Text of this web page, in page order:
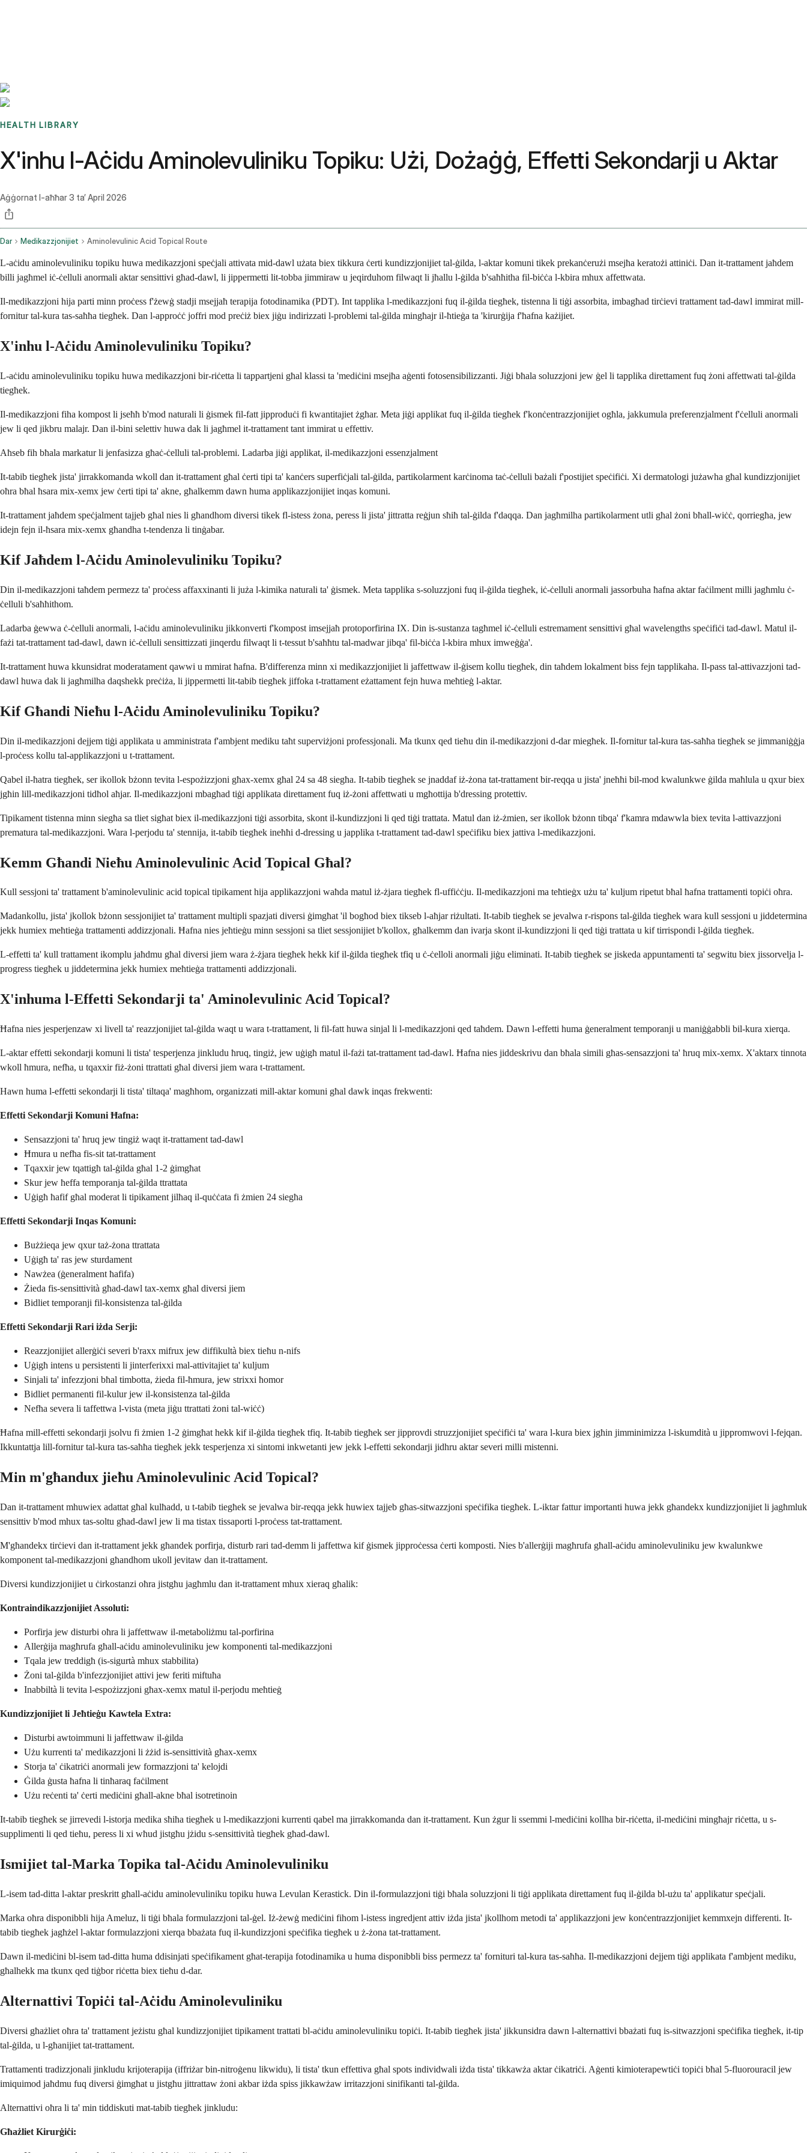
HEALTH LIBRARY
X'inhu l-Aċidu Aminolevuliniku Topiku: Użi, Dożaġġ, Effetti Sekondarji u Aktar
Aġġornat l-aħħar3 ta’ April 2026
Dar Medikazzjonijiet Aminolevulinic Acid Topical Route
L-aċidu aminolevuliniku topiku huwa medikazzjoni speċjali attivata mid-dawl użata biex tikkura ċerti kundizzjonijiet tal-ġilda, l-aktar komuni tikek prekanċerużi msejħa keratożi attiniċi. Dan it-trattament jaħdem
billi jagħmel iċ-ċelluli anormali aktar sensittivi għad-dawl, li jippermetti lit-tobba jimmiraw u jeqirduhom filwaqt li jħallu l-ġilda b'saħħitha fil-biċċa l-kbira mhux affettwata.
Il-medikazzjoni hija parti minn proċess f'żewġ stadji msejjaħ terapija fotodinamika (PDT). Int tapplika l-medikazzjoni fuq il-ġilda tiegħek, tistenna li tiġi assorbita, imbagħad tirċievi trattament tad-dawl immirat mill-
fornitur tal-kura tas-saħħa tiegħek. Dan l-approċċ joffri mod preċiż biex jiġu indirizzati l-problemi tal-ġilda mingħajr il-ħtieġa ta 'kirurġija f'ħafna każijiet.
X'inhu l-Aċidu Aminolevuliniku Topiku?
L-aċidu aminolevuliniku topiku huwa medikazzjoni bir-riċetta li tappartjeni għal klassi ta 'mediċini msejħa aġenti fotosensibilizzanti. Jiġi bħala soluzzjoni jew ġel li tapplika direttament fuq żoni affettwati tal-ġilda
tiegħek.
Il-medikazzjoni fiha kompost li jseħħ b'mod naturali li ġismek fil-fatt jipproduċi fi kwantitajiet żgħar. Meta jiġi applikat fuq il-ġilda tiegħek f'konċentrazzjonijiet ogħla, jakkumula preferenzjalment f'ċelluli anormali
jew li qed jikbru malajr. Dan il-bini selettiv huwa dak li jagħmel it-trattament tant immirat u effettiv.
Aħseb fih bħala markatur li jenfasizza għaċ-ċelluli tal-problemi. Ladarba jiġi applikat, il-medikazzjoni essenzjalment
It-tabib tiegħek jista' jirrakkomanda wkoll dan it-trattament għal ċerti tipi ta' kanċers superfiċjali tal-ġilda, partikolarment karċinoma taċ-ċelluli bażali f'postijiet speċifiċi. Xi dermatologi jużawha għal kundizzjonijiet
oħra bħal ħsara mix-xemx jew ċerti tipi ta' akne, għalkemm dawn huma applikazzjonijiet inqas komuni.
It-trattament jaħdem speċjalment tajjeb għal nies li għandhom diversi tikek fl-istess żona, peress li jista' jittratta reġjun sħiħ tal-ġilda f'daqqa. Dan jagħmilha partikolarment utli għal żoni bħall-wiċċ, qorriegħa, jew
idejn fejn il-ħsara mix-xemx għandha t-tendenza li tinġabar.
Kif Jaħdem l-Aċidu Aminolevuliniku Topiku?
Din il-medikazzjoni taħdem permezz ta' proċess affaxxinanti li juża l-kimika naturali ta' ġismek. Meta tapplika s-soluzzjoni fuq il-ġilda tiegħek, iċ-ċelluli anormali jassorbuha ħafna aktar faċilment milli jagħmlu ċ-
ċelluli b'saħħithom.
Ladarba ġewwa ċ-ċelluli anormali, l-aċidu aminolevuliniku jikkonverti f'kompost imsejjaħ protoporfirina IX. Din is-sustanza tagħmel iċ-ċelluli estremament sensittivi għal wavelengths speċifiċi tad-dawl. Matul il-
fażi tat-trattament tad-dawl, dawn iċ-ċelluli sensittizzati jinqerdu filwaqt li t-tessut b'saħħtu tal-madwar jibqa' fil-biċċa l-kbira mhux imweġġa'.
It-trattament huwa kkunsidrat moderatament qawwi u mmirat ħafna. B'differenza minn xi medikazzjonijiet li jaffettwaw il-ġisem kollu tiegħek, din taħdem lokalment biss fejn tapplikaha. Il-pass tal-attivazzjoni tad-
dawl huwa dak li jagħmilha daqshekk preċiża, li jippermetti lit-tabib tiegħek jiffoka t-trattament eżattament fejn huwa meħtieġ l-aktar.
Kif Għandi Nieħu l-Aċidu Aminolevuliniku Topiku?
Din il-medikazzjoni dejjem tiġi applikata u amministrata f'ambjent mediku taħt superviżjoni professjonali. Ma tkunx qed tieħu din il-medikazzjoni d-dar miegħek. Il-fornitur tal-kura tas-saħħa tiegħek se jimmaniġġja
l-proċess kollu tal-applikazzjoni u t-trattament.
Qabel il-ħatra tiegħek, ser ikollok bżonn tevita l-espożizzjoni għax-xemx għal 24 sa 48 siegħa. It-tabib tiegħek se jnaddaf iż-żona tat-trattament bir-reqqa u jista' jneħħi bil-mod kwalunkwe ġilda maħlula u qxur biex
jgħin lill-medikazzjoni tidħol aħjar. Il-medikazzjoni mbagħad tiġi applikata direttament fuq iż-żoni affettwati u mgħottija b'dressing protettiv.
Tipikament tistenna minn siegħa sa tliet sigħat biex il-medikazzjoni tiġi assorbita, skont il-kundizzjoni li qed tiġi trattata. Matul dan iż-żmien, ser ikollok bżonn tibqa' f'kamra mdawwla biex tevita l-attivazzjoni
prematura tal-medikazzjoni. Wara l-perjodu ta' stennija, it-tabib tiegħek ineħħi d-dressing u japplika t-trattament tad-dawl speċifiku biex jattiva l-medikazzjoni.
Kemm Għandi Nieħu Aminolevulinic Acid Topical Għal?
Kull sessjoni ta' trattament b'aminolevulinic acid topical tipikament hija applikazzjoni waħda matul iż-żjara tiegħek fl-uffiċċju. Il-medikazzjoni ma teħtieġx użu ta' kuljum ripetut bħal ħafna trattamenti topiċi oħra.
Madankollu, jista' jkollok bżonn sessjonijiet ta' trattament multipli spazjati diversi ġimgħat 'il bogħod biex tikseb l-aħjar riżultati. It-tabib tiegħek se jevalwa r-rispons tal-ġilda tiegħek wara kull sessjoni u jiddetermina
jekk humiex meħtieġa trattamenti addizzjonali. Ħafna nies jeħtieġu minn sessjoni sa tliet sessjonijiet b'kollox, għalkemm dan ivarja skont il-kundizzjoni li qed tiġi trattata u kif tirrispondi l-ġilda tiegħek.
L-effetti ta' kull trattament ikomplu jaħdmu għal diversi jiem wara ż-żjara tiegħek hekk kif il-ġilda tiegħek tfiq u ċ-ċelloli anormali jiġu eliminati. It-tabib tiegħek se jiskeda appuntamenti ta' segwitu biex jissorvelja l-
progress tiegħek u jiddetermina jekk humiex meħtieġa trattamenti addizzjonali.
X'inhuma l-Effetti Sekondarji ta' Aminolevulinic Acid Topical?
Ħafna nies jesperjenzaw xi livell ta' reazzjonijiet tal-ġilda waqt u wara t-trattament, li fil-fatt huwa sinjal li l-medikazzjoni qed taħdem. Dawn l-effetti huma ġeneralment temporanji u maniġġabbli bil-kura xierqa.
L-aktar effetti sekondarji komuni li tista' tesperjenza jinkludu ħruq, tingiż, jew uġigħ matul il-fażi tat-trattament tad-dawl. Ħafna nies jiddeskrivu dan bħala simili għas-sensazzjoni ta' ħruq mix-xemx. X'aktarx tinnota
wkoll ħmura, nefħa, u tqaxxir fiż-żoni ttrattati għal diversi jiem wara t-trattament.
Hawn huma l-effetti sekondarji li tista' tiltaqa' magħhom, organizzati mill-aktar komuni għal dawk inqas frekwenti:
Effetti Sekondarji Komuni Ħafna:
Sensazzjoni ta' ħruq jew tingiż waqt it-trattament tad-dawl
Ħmura u nefħa fis-sit tat-trattament
Tqaxxir jew tqattigħ tal-ġilda għal 1-2 ġimgħat
Skur jew ħeffa temporanja tal-ġilda ttrattata
Uġigħ ħafif għal moderat li tipikament jilħaq il-quċċata fi żmien 24 siegħa
Effetti Sekondarji Inqas Komuni:
Bużżieqa jew qxur taż-żona ttrattata
Uġigħ ta' ras jew sturdament
Nawżea (ġeneralment ħafifa)
Żieda fis-sensittività għad-dawl tax-xemx għal diversi jiem
Bidliet temporanji fil-konsistenza tal-ġilda
Effetti Sekondarji Rari iżda Serji:
Reazzjonijiet allerġiċi severi b'raxx mifrux jew diffikultà biex tieħu n-nifs
Uġigħ intens u persistenti li jinterferixxi mal-attivitajiet ta' kuljum
Sinjali ta' infezzjoni bħal timbotta, żieda fil-ħmura, jew strixxi ħomor
Bidliet permanenti fil-kulur jew il-konsistenza tal-ġilda
Nefħa severa li taffettwa l-vista (meta jiġu ttrattati żoni tal-wiċċ)
Ħafna mill-effetti sekondarji jsolvu fi żmien 1-2 ġimgħat hekk kif il-ġilda tiegħek tfiq. It-tabib tiegħek ser jipprovdi struzzjonijiet speċifiċi ta' wara l-kura biex jgħin jimminimizza l-iskumdità u jippromwovi l-fejqan.
Ikkuntattja lill-fornitur tal-kura tas-saħħa tiegħek jekk tesperjenza xi sintomi inkwetanti jew jekk l-effetti sekondarji jidhru aktar severi milli mistenni.
Min m'għandux jieħu Aminolevulinic Acid Topical?
Dan it-trattament mhuwiex adattat għal kulħadd, u t-tabib tiegħek se jevalwa bir-reqqa jekk huwiex tajjeb għas-sitwazzjoni speċifika tiegħek. L-iktar fattur importanti huwa jekk għandekx kundizzjonijiet li jagħmluk
sensittiv b'mod mhux tas-soltu għad-dawl jew li ma tistax tissaporti l-proċess tat-trattament.
M'għandekx tirċievi dan it-trattament jekk għandek porfirja, disturb rari tad-demm li jaffettwa kif ġismek jipproċessa ċerti komposti. Nies b'allerġiji magħrufa għall-aċidu aminolevuliniku jew kwalunkwe
komponent tal-medikazzjoni għandhom ukoll jevitaw dan it-trattament.
Diversi kundizzjonijiet u ċirkostanzi oħra jistgħu jagħmlu dan it-trattament mhux xieraq għalik:
Kontraindikazzjonijiet Assoluti:
Porfirja jew disturbi oħra li jaffettwaw il-metaboliżmu tal-porfirina
Allerġija magħrufa għall-aċidu aminolevuliniku jew komponenti tal-medikazzjoni
Tqala jew treddigħ (is-sigurtà mhux stabbilita)
Żoni tal-ġilda b'infezzjonijiet attivi jew feriti miftuħa
Inabbiltà li tevita l-espożizzjoni għax-xemx matul il-perjodu meħtieġ
Kundizzjonijiet li Jeħtieġu Kawtela Extra:
Disturbi awtoimmuni li jaffettwaw il-ġilda
Użu kurrenti ta' medikazzjoni li żżid is-sensittività għax-xemx
Storja ta' ċikatriċi anormali jew formazzjoni ta' kelojdi
Ġilda ġusta ħafna li tinħaraq faċilment
Użu reċenti ta' ċerti mediċini għall-akne bħal isotretinoin
It-tabib tiegħek se jirrevedi l-istorja medika sħiħa tiegħek u l-medikazzjoni kurrenti qabel ma jirrakkomanda dan it-trattament. Kun żgur li ssemmi l-mediċini kollha bir-riċetta, il-mediċini mingħajr riċetta, u s-
supplimenti li qed tieħu, peress li xi wħud jistgħu jżidu s-sensittività tiegħek għad-dawl.
Ismijiet tal-Marka Topika tal-Aċidu Aminolevuliniku
L-isem tad-ditta l-aktar preskritt għall-aċidu aminolevuliniku topiku huwa Levulan Kerastick. Din il-formulazzjoni tiġi bħala soluzzjoni li tiġi applikata direttament fuq il-ġilda bl-użu ta' applikatur speċjali.
Marka oħra disponibbli hija Ameluz, li tiġi bħala formulazzjoni tal-ġel. Iż-żewġ mediċini fihom l-istess ingredjent attiv iżda jista' jkollhom metodi ta' applikazzjoni jew konċentrazzjonijiet kemmxejn differenti. It-
tabib tiegħek jagħżel l-aktar formulazzjoni xierqa bbażata fuq il-kundizzjoni speċifika tiegħek u ż-żona tat-trattament.
Dawn il-mediċini bl-isem tad-ditta huma ddisinjati speċifikament għat-terapija fotodinamika u huma disponibbli biss permezz ta' fornituri tal-kura tas-saħħa. Il-medikazzjoni dejjem tiġi applikata f'ambjent mediku,
għalhekk ma tkunx qed tiġbor riċetta biex tieħu d-dar.
Alternattivi Topiċi tal-Aċidu Aminolevuliniku
Diversi għażliet oħra ta' trattament jeżistu għal kundizzjonijiet tipikament trattati bl-aċidu aminolevuliniku topiċi. It-tabib tiegħek jista' jikkunsidra dawn l-alternattivi bbażati fuq is-sitwazzjoni speċifika tiegħek, it-tip
tal-ġilda, u l-għanijiet tat-trattament.
Trattamenti tradizzjonali jinkludu krijoterapija (iffriżar bin-nitroġenu likwidu), li tista' tkun effettiva għal spots individwali iżda tista' tikkawża aktar ċikatriċi. Aġenti kimioterapewtiċi topiċi bħal 5-fluorouracil jew
imiquimod jaħdmu fuq diversi ġimgħat u jistgħu jittrattaw żoni akbar iżda spiss jikkawżaw irritazzjoni sinifikanti tal-ġilda.
Alternattivi oħra li ta' min tiddiskuti mat-tabib tiegħek jinkludu:
Għażliet Kirurġiċi: